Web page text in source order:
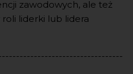
zawodowych, ale też
roli liderki lub lidera